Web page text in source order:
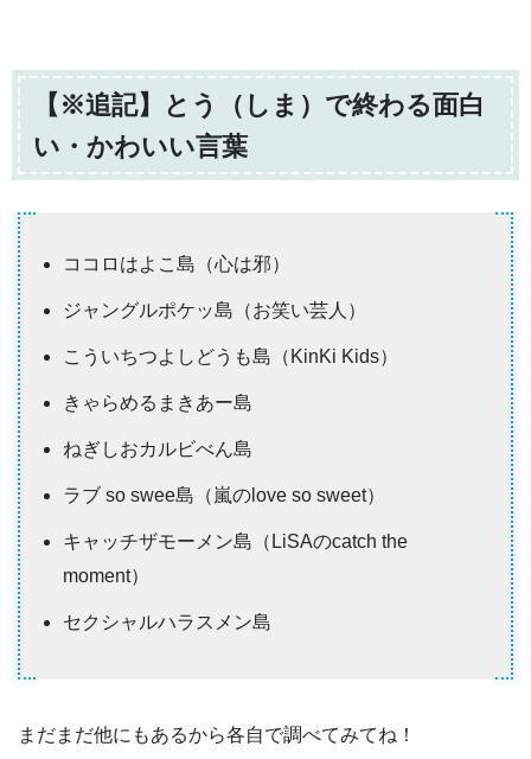
【※追記】とう（しま）で終わる面白
い・かわいい言葉
ココロはよこ島（心は邪）
ジャングルポケッ島（お笑い芸人）
こういちつよしどうも島（KinKi Kids）
きゃらめるまきあー島
ねぎしおカルビべん島
ラブ so swee島（嵐のlove so sweet）
キャッチザモーメン島（LiSAのcatch the
moment）
セクシャルハラスメン島
まだまだ他にもあるから各自で調べてみてね！